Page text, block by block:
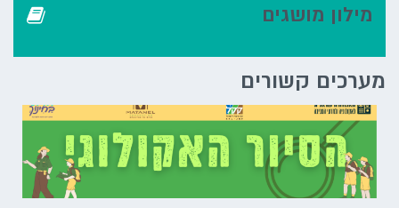
מילון מושגים
מערכים קשורים